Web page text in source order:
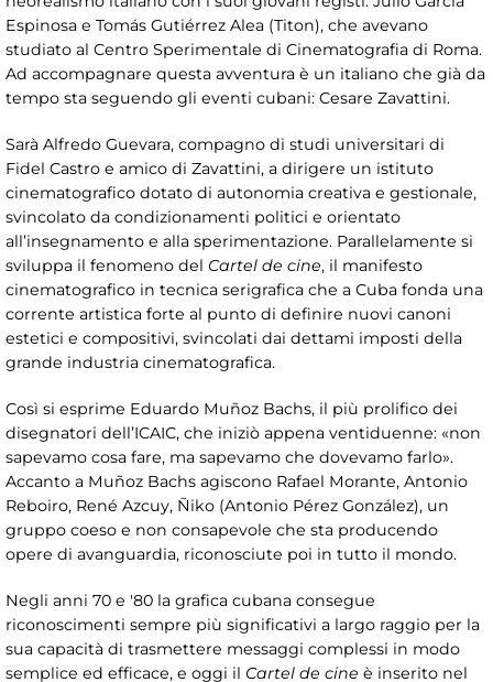
Espinosa e Tomás Gutiérrez Alea (Titon), che avevano
studiato al Centro Sperimentale di Cinematografia di Roma.
Ad accompagnare questa avventura è un italiano che già da
tempo sta seguendo gli eventi cubani: Cesare Zavattini.
Sarà Alfredo Guevara, compagno di studi universitari di
Fidel Castro e amico di Zavattini, a dirigere un istituto
cinematografico dotato di autonomia creativa e gestionale,
svincolato da condizionamenti politici e orientato
all’insegnamento e alla sperimentazione. Parallelamente si
sviluppa il fenomeno del Cartel de cine, il manifesto
cinematografico in tecnica serigrafica che a Cuba fonda una
corrente artistica forte al punto di definire nuovi canoni
estetici e compositivi, svincolati dai dettami imposti della
grande industria cinematografica.
Così si esprime Eduardo Muñoz Bachs, il più prolifico dei
disegnatori dell’ICAIC, che iniziò appena ventiduenne: «non
sapevamo cosa fare, ma sapevamo che dovevamo farlo».
Accanto a Muñoz Bachs agiscono Rafael Morante, Antonio
Reboiro, René Azcuy, Ñiko (Antonio Pérez González), un
gruppo coeso e non consapevole che sta producendo
opere di avanguardia, riconosciute poi in tutto il mondo.
Negli anni 70 e '80 la grafica cubana consegue
riconoscimenti sempre più significativi a largo raggio per la
sua capacità di trasmettere messaggi complessi in modo
semplice ed efficace, e oggi il Cartel de cine è inserito nel